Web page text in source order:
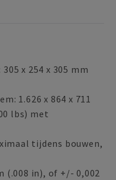
x 254 x 305 mm
1.626 x 864 x 711
lbs) met
tijdens bouwen,
(.008 in), of +/- 0,002